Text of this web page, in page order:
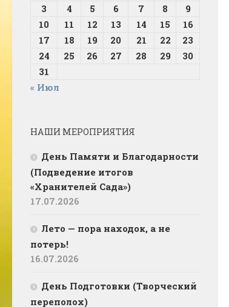
3
4 5 6 7 8
9
10
11 12 13 14 15
16
17
18 19 20 21 22
23
24
25 26 27 28 29
30
31
« Июл
НАШИ МЕРОПРИЯТИЯ
День Памяти и Благодарности
(Подведение итогов
«Хранителей Сада»)
17.07.2026
Лето — пора находок, а не
потерь!
16.07.2026
День Подготовки (Творческий
переполох)